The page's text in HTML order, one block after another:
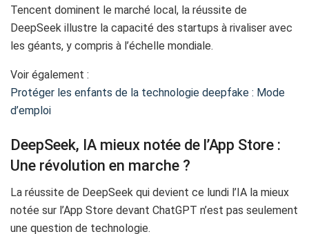
Tencent dominent le marché local, la réussite de
DeepSeek illustre la capacité des startups à rivaliser avec
les géants, y compris à l’échelle mondiale.
Voir également :
Protéger les enfants de la technologie deepfake : Mode
d’emploi
DeepSeek, IA mieux notée de l’App Store :
Une révolution en marche ?
La réussite de DeepSeek qui devient ce lundi l’IA la mieux
notée sur l’App Store devant ChatGPT n’est pas seulement
une question de technologie.